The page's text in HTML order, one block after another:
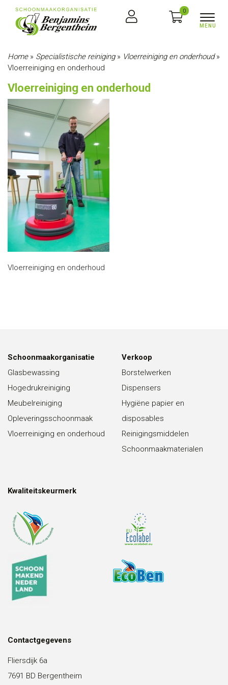
0
Home» Specialistische reiniging» Vloerreiniging en onderhoud»
Vloerreiniging en onderhoud
Vloerreiniging en onderhoud
Vloerreiniging en onderhoud
Schoonmaakorganisatie
Glasbewassing
Hogedrukreiniging
Meubelreiniging
Opleveringsschoonmaak
Vloerreiniging en onderhoud
Verkoop
Borstelwerken
Dispensers
Hygiëne papier en
disposables
Reinigingsmiddelen
Schoonmaakmaterialen
Kwaliteitskeurmerk
Contactgegevens
Fliersdijk 6a
7691 BD Bergentheim